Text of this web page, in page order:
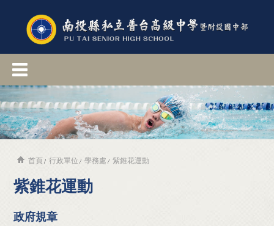
首頁 行政單位 學務處 紫錐花運動
紫錐花運動
政府規章